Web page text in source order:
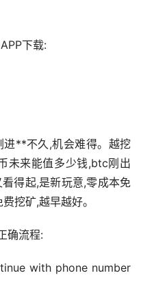
下载:
**不久,机会难得。越挖
未来能值多少钱,btc刚出
得起,是新玩意,零成本免
挖矿,越早越好。
确流程:
with phone number